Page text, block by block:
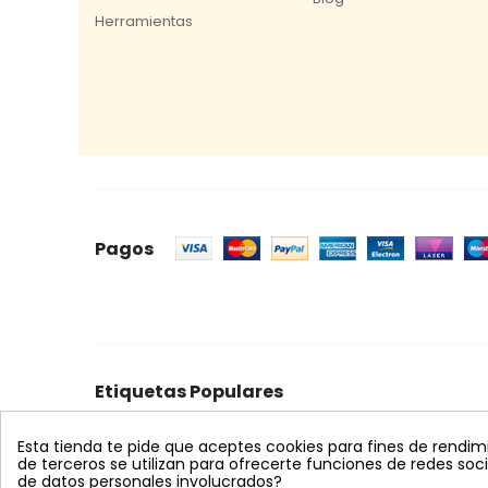
Herramientas
Pagos
Etiquetas Populares
celeste trampa cromática feromona
bombus terrestris
nematodos koppert azul
Esta tienda te pide que aceptes cookies para fines de
de terceros se utilizan para ofrecerte funciones de redes
de datos personales involucrados?